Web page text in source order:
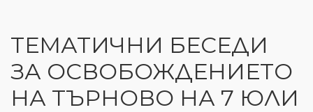
ТЕМАТИЧНИ БЕСЕДИ
ЗА ОСВОБОЖДЕНИЕТО
НА ТЪРНОВО НА 7 ЮЛИ